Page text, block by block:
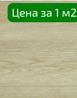
Цена за 1 м2